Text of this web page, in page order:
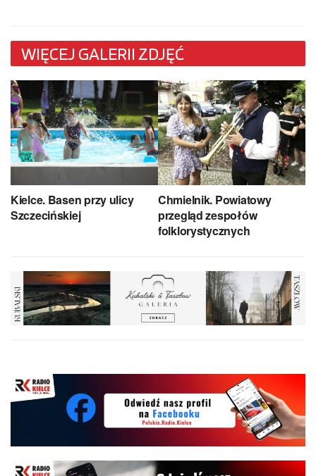
WIĘCEJ GALERII ZDJĘĆ
Kielce. Basen przy ulicy
Szczecińskiej
Chmielnik. Powiatowy
przegląd zespołów
folklorystycznych